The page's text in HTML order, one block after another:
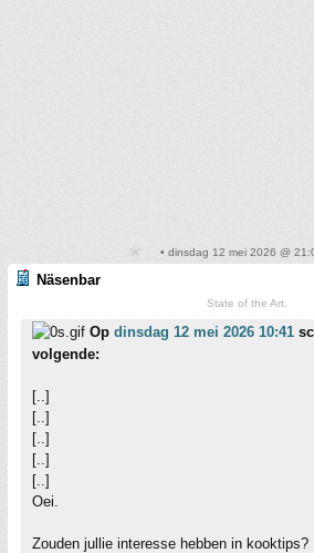
• dinsdag 12 mei 2026 @
Näsenbar
State of the Art.
Op dinsdag 12 mei 2026 10:41
volgende:
[..]
[..]
[..]
[..]
[..]
Oei.
Zouden jullie interesse hebben in kooktips?